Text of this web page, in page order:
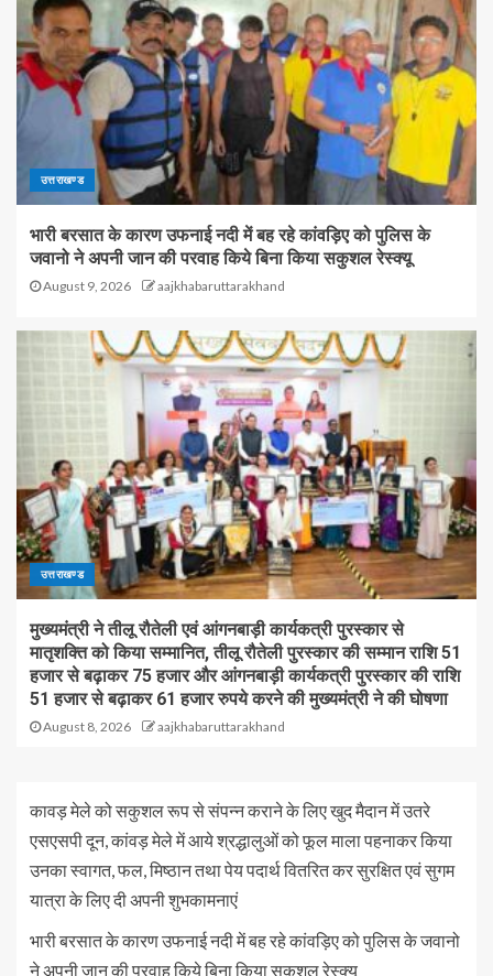
उत्तराखण्ड
भारी बरसात के कारण उफनाई नदी में बह रहे कांवड़िए को पुलिस के
जवानो ने अपनी जान की परवाह किये बिना किया सकुशल रेस्क्यू
August 9, 2026 aajkhabaruttarakhand
उत्तराखण्ड
मुख्यमंत्री ने तीलू रौतेली एवं आंगनबाड़ी कार्यकत्री पुरस्कार से
मातृशक्ति को किया सम्मानित, तीलू रौतेली पुरस्कार की सम्मान राशि 51
हजार से बढ़ाकर 75 हजार और आंगनबाड़ी कार्यकत्री पुरस्कार की राशि
51 हजार से बढ़ाकर 61 हजार रुपये करने की मुख्यमंत्री ने की घोषणा
August 8, 2026 aajkhabaruttarakhand
कावड़ मेले को सकुशल रूप से संपन्न कराने के लिए खुद मैदान में उतरे
एसएसपी दून, कांवड़ मेले में आये श्रद्धालुओं को फूल माला पहनाकर किया
उनका स्वागत, फल, मिष्ठान तथा पेय पदार्थ वितरित कर सुरक्षित एवं सुगम
यात्रा के लिए दी अपनी शुभकामनाएं
भारी बरसात के कारण उफनाई नदी में बह रहे कांवड़िए को पुलिस के जवानो
ने अपनी जान की परवाह किये बिना किया सकुशल रेस्क्यू